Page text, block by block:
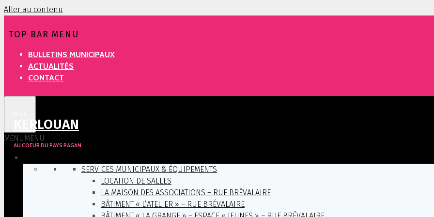
Aller au contenu
TOP BAR MENU
BULLETINS MUNICIPAUX
ACTUALITÉS
CONTACT
KERLOUAN
AU COEUR DU PAYS PAGAN
MENUMENU
SERVICES MUNICIPAUX & ÉQUIPEMENTS
LOCATION DE SALLES
LA MAISON DES ASSOCIATIONS – RUE BRÉVALAIRE
BÂTIMENT « L’ATELIER » – RUE BRÉVALAIRE